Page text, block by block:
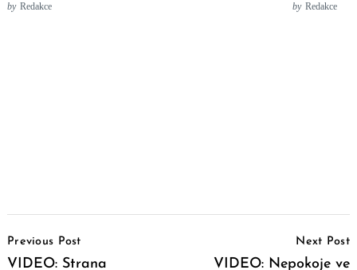
by Redakce by Redakce
Navigation
Previous Post
VIDEO: Strana
Next Post
VIDEO: Nepokoje ve